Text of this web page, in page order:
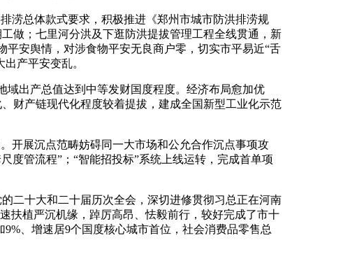
总体款式要求，积极推进《郑州市城市防洪排涝规
做；七里河分洪及下逛防洪提拔管理工程全线贯通，新
安舆情，对涉食物平安无良商户零，切实市平易近“舌
产平安变乱。
出产总值达到中等发财国度程度。经济布局愈加优
财产链现代化程度较着提拔，建成全国新型工业化示范
开展沉点范畴妨碍同一大市场和公允合作沉点事项攻
度管流程”；“智能招投标”系统上线运转，完成首单项
十大和二十届历次全会，深切进修贯彻习总正在河南
扶植严沉机缘，踔厉高昂、怯毅前行，较好完成了市十
、增速居9个国度核心城市首位，社会消费品零售总